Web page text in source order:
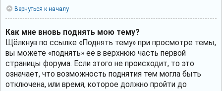
Вернуться к началу
Как мне вновь поднять мою тему?
Щёлкнув по ссылке «Поднять тему» при просмотре темы,
вы можете «поднять» её в верхнюю часть первой
страницы форума. Если этого не происходит, то это
означает, что возможность поднятия тем могла быть
отключена, или время, которое должно пройти до